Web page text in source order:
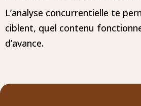
L’analyse concurrentielle te
ciblent, quel contenu
d’avance.